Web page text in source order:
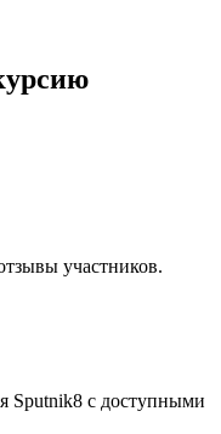
участников.
Sputnik8 с доступными